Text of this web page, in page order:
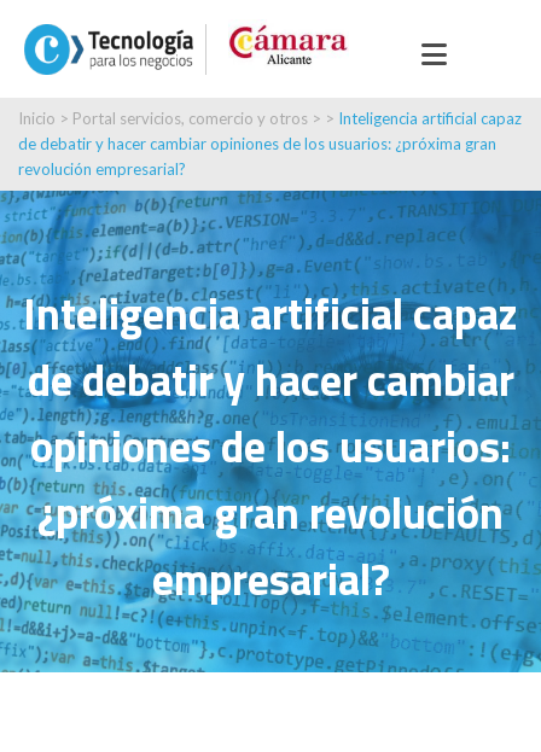
Inicio > Portal servicios, comercio y otros > > Inteligencia artificial capaz
de debatir y hacer cambiar opiniones de los usuarios: ¿próxima gran
revolución empresarial?
Inteligencia artificial capaz
de debatir y hacer cambiar
opiniones de los usuarios:
¿próxima gran revolución
empresarial?